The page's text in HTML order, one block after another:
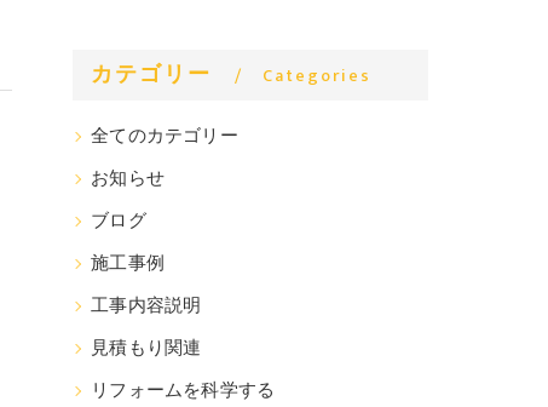
カテゴリー Categories
全てのカテゴリー
お知らせ
ブログ
施工事例
工事内容説明
見積もり関連
リフォームを科学する